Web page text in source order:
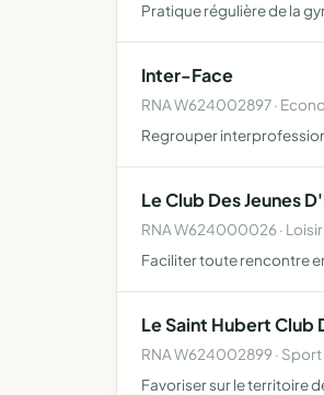
Pratique régulière de la
Inter-Face
RNA W624002897 ·
Regrouper
Le Club Des Jeunes
RNA W624000026 ·
Faciliter toute rencontre
Le Saint Hubert Club
RNA W624002899 · Sport
Favoriser sur le territoire